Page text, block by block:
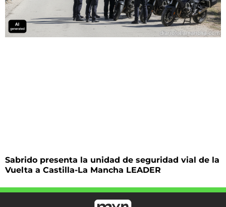
Sabrido presenta la unidad de seguridad vial de la
Vuelta a Castilla-La Mancha LEADER